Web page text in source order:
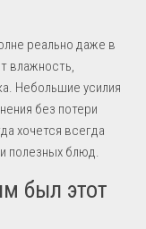
реально даже в
влажность,
Небольшие усилия
без потери
хочется всегда
полезных блюд.
был этот